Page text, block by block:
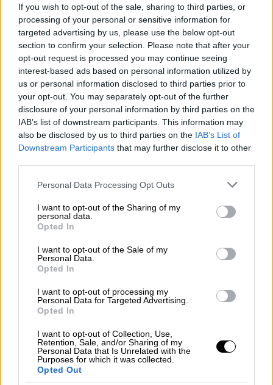
If you wish to opt-out of the sale, sharing to third parties, or
processing of your personal or sensitive information for
targeted advertising by us, please use the below opt-out
section to confirm your selection. Please note that after your
opt-out request is processed you may continue seeing
interest-based ads based on personal information utilized by
us or personal information disclosed to third parties prior to
your opt-out. You may separately opt-out of the further
disclosure of your personal information by third parties on the
IAB’s list of downstream participants. This information may
also be disclosed by us to third parties on the IAB’s List of
Downstream Participants that may further disclose it to other
Please note that this website/app uses one or more Google
not limited to your visit or usage behaviour. You may click to
grant or deny consent to Google and its third-party tags to
use your data for below specified purposes in below Google
consent section.
Personal Data Processing Opt Outs
I want to opt-out of the Sharing of my
personal data.
Opted In
I want to opt-out of the Sale of my
Personal Data.
Opted In
I want to opt-out of processing my
Personal Data for Targeted Advertising.
Opted In
I want to opt-out of Collection, Use,
Retention, Sale, and/or Sharing of my
Personal Data that Is Unrelated with the
Purposes for which it was collected.
Opted Out
Ειδικότερα, περίπου40 άτομαπου
βρίσκονταν σε συναυλία στο Πανεπιστήμιο
της Αθήνας βγήκαν στη Λεωφόρο Αθηνών και
έβαλαν φωτιές σε κάδους, ενώ προκάλεσαν
φθορές και σε οχήματα. Συγκεκριμένα,
έκαψαν δύο λεωφορεία και ένα αυτοκίνητο.
Στο σημείο έσπευσε η Αστυνομία, που με
χρήση δακρυγόνων απομάκρυνε τους
διαδηλωτές από το σημείο.
Επεισόδια και στη Θεσσαλονίκη
Με ρίψη μολότοφ και άλλων αντικειμένων,
κουκουλοφόροισυγκρούστηκαν με
αστυνομικές δυνάμεις